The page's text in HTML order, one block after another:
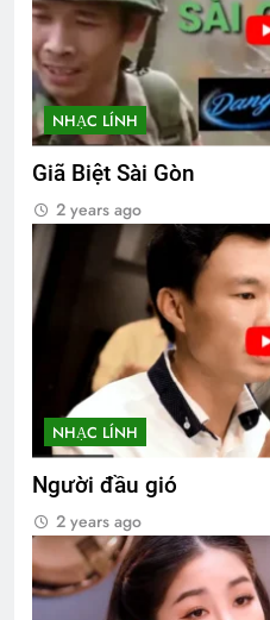
NHẠC LÍNH
Giã Biệt Sài Gòn
2 years ago
NHẠC LÍNH
Người đầu gió
2 years ago